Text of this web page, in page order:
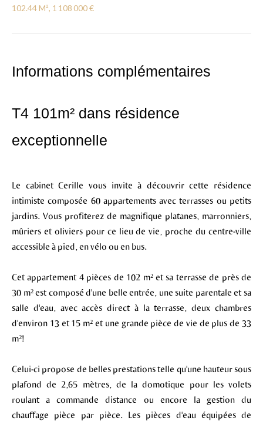
102.44 M², 1 108 000 €
Informations complémentaires
T4 101m² dans résidence
exceptionnelle
Le cabinet Cerille vous invite à découvrir cette résidence
intimiste composée 60 appartements avec terrasses ou petits
jardins. Vous profiterez de magnifique platanes, marronniers,
mûriers et oliviers pour ce lieu de vie, proche du centre-ville
accessible à pied, en vélo ou en bus.
Cet appartement 4 pièces de 102 m² et sa terrasse de près de
30 m² est composé d'une belle entrée, une suite parentale et sa
salle d'eau, avec accès direct à la terrasse, deux chambres
d'environ 13 et 15 m² et une grande pièce de vie de plus de 33
m²!
Celui-ci propose de belles prestations telle qu'une hauteur sous
plafond de 2,65 mètres, de la domotique pour les volets
roulant a commande distance ou encore la gestion du
chauffage pièce par pièce. Les pièces d'eau équipées de